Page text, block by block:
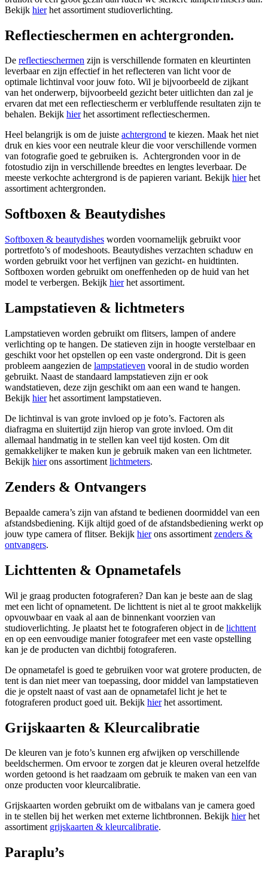
Bekijk hierhet assortiment studioverlichting.
Reflectieschermen en achtergronden.
De reflectieschermen zijn is verschillende formaten en kleurtinten
leverbaar en zijn effectief in het reflecteren van licht voor de
optimale lichtinval voor jouw foto. Wil je bijvoorbeeld de zijkant
van het onderwerp, bijvoorbeeld gezicht beter uitlichten dan zal je
ervaren dat met een reflectiescherm er verbluffende resultaten zijn te
behalen. Bekijk hierhet assortiment reflectieschermen.
Heel belangrijk is om de juiste achtergrond te kiezen. Maak het niet
druk en kies voor een neutrale kleur die voor verschillende vormen
van fotografie goed te gebruiken is. Achtergronden voor in de
fotostudio zijn in verschillende breedtes en lengtes leverbaar. De
meeste verkochte achtergrond is de papieren variant. Bekijk hierhet
assortiment achtergronden.
Softboxen & Beautydishes
Softboxen & beautydishes worden voornamelijk gebruikt voor
portretfoto’s of modeshoots. Beautydishes verzachten schaduw en
worden gebruikt voor het verfijnen van gezicht- en huidtinten.
Softboxen worden gebruikt om oneffenheden op de huid van het
model te verbergen. Bekijk hierhet assortiment.
Lampstatieven & lichtmeters
Lampstatieven worden gebruikt om flitsers, lampen of andere
verlichting op te hangen. De statieven zijn in hoogte verstelbaar en
geschikt voor het opstellen op een vaste ondergrond. Dit is geen
probleem aangezien de lampstatieven vooral in de studio worden
gebruikt. Naast de standaard lampstatieven zijn er ook
wandstatieven, deze zijn geschikt om aan een wand te hangen.
Bekijk hierhet assortiment lampstatieven.
De lichtinval is van grote invloed op je foto’s. Factoren als
diafragma en sluitertijd zijn hierop van grote invloed. Om dit
allemaal handmatig in te stellen kan veel tijd kosten. Om dit
gemakkelijker te maken kun je gebruik maken van een lichtmeter.
Bekijk hierons assortiment lichtmeters.
Zenders & Ontvangers
Bepaalde camera’s zijn van afstand te bedienen doormiddel van een
afstandsbediening. Kijk altijd goed of de afstandsbediening werkt op
jouw type camera of flitser. Bekijk hierons assortiment zenders &
ontvangers.
Lichttenten & Opnametafels
Wil je graag producten fotograferen? Dan kan je beste aan de slag
met een licht of opnametent. De lichttent is niet al te groot makkelijk
opvouwbaar en vaak al aan de binnenkant voorzien van
studioverlichting. Je plaatst het te fotograferen object in de lichttent
en op een eenvoudige manier fotografeer met een vaste opstelling
kan je de producten van dichtbij fotograferen.
De opnametafel is goed te gebruiken voor wat grotere producten, de
tent is dan niet meer van toepassing, door middel van lampstatieven
die je opstelt naast of vast aan de opnametafel licht je het te
fotograferen product goed uit. Bekijk hierhet assortiment.
Grijskaarten & Kleurcalibratie
De kleuren van je foto’s kunnen erg afwijken op verschillende
beeldschermen. Om ervoor te zorgen dat je kleuren overal hetzelfde
worden getoond is het raadzaam om gebruik te maken van een van
onze producten voor kleurcalibratie.
Grijskaarten worden gebruikt om de witbalans van je camera goed
in te stellen bij het werken met externe lichtbronnen. Bekijk hierhet
assortiment grijskaarten & kleurcalibratie.
Paraplu’s